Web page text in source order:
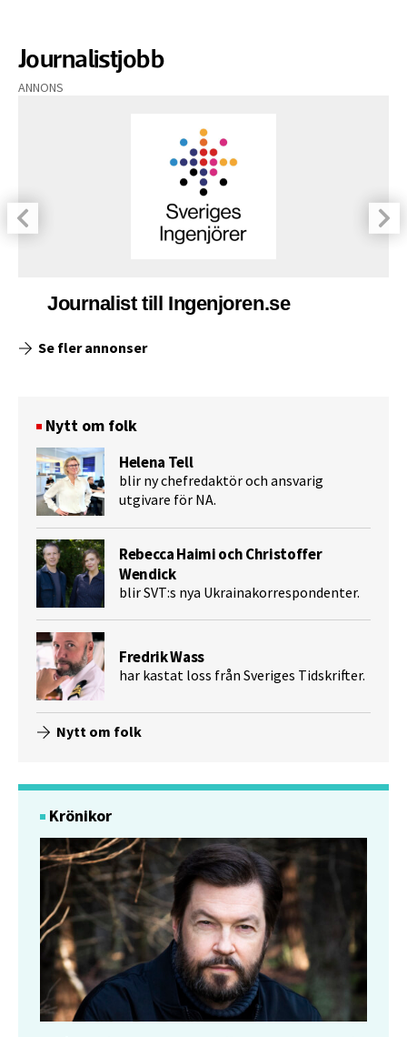
Journalistjobb
ANNONS
Journalist till Ingenjoren.se
Se fler annonser
Nytt om folk
Helena Tell
blir ny chefredaktör och ansvarig
utgivare för NA.
Rebecca Haimi och Christoffer
Wendick
blir SVT:s nya Ukrainakorrespondenter.
Fredrik Wass
har kastat loss från Sveriges Tidskrifter.
Nytt om folk
Krönikor